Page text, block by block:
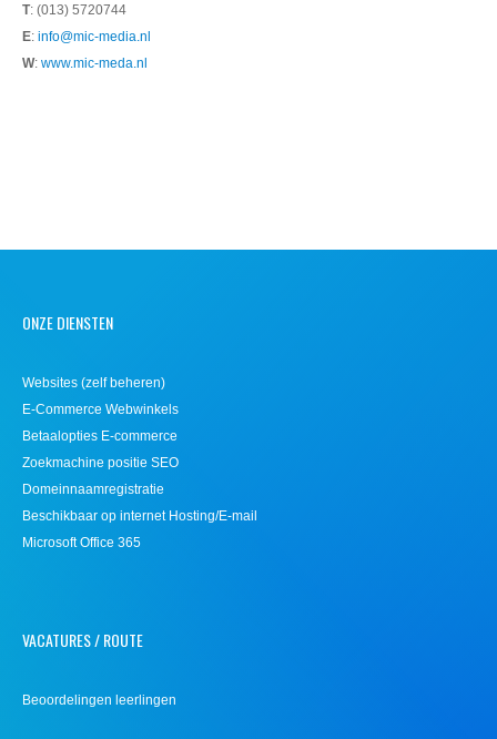
T: (013) 5720744
E: info@mic-media.nl
W: www.mic-meda.nl
ONZE DIENSTEN
Websites (zelf beheren)
E-Commerce Webwinkels
Betaalopties E-commerce
Zoekmachine positie SEO
Domeinnaamregistratie
Beschikbaar op internet Hosting/E-mail
Microsoft Office 365
VACATURES / ROUTE
Beoordelingen leerlingen